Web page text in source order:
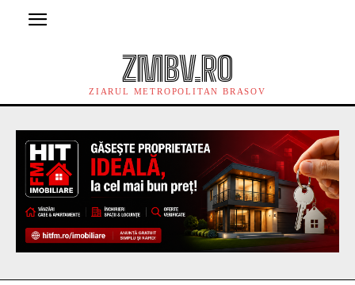
ZMBV.RO
ZIARUL METROPOLITAN BRASOV